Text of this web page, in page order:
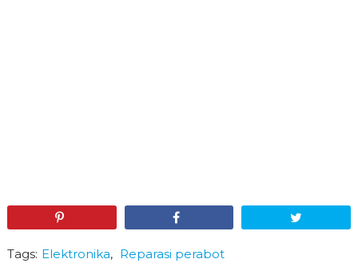
Tags: Elektronika, Reparasi perabot